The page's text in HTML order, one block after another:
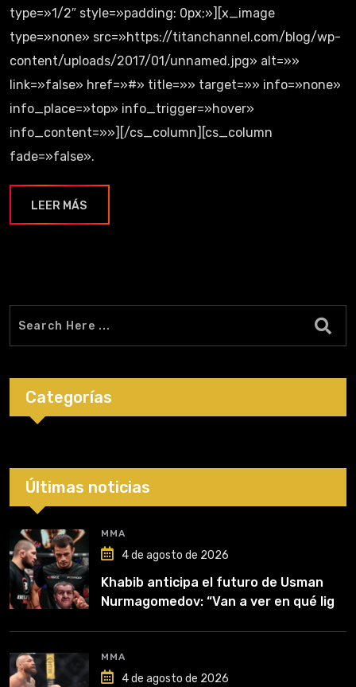
type=»1/2″ style=»padding: 0px;»][x_image
type=»none» src=»https://titanchannel.com/blog/wp-
content/uploads/2017/01/unnamed.jpg» alt=»»
link=»false» href=»#» title=»» target=»» info=»none»
info_place=»top» info_trigger=»hover»
info_content=»»][/cs_column][cs_column
fade=»false».
LEER MÁS
Categorías
Últimas noticias
MMA
4 de agosto de 2026
Khabib anticipa el futuro de Usman
Nurmagomedov: “Van a ver en qué liga
MMA
4 de agosto de 2026